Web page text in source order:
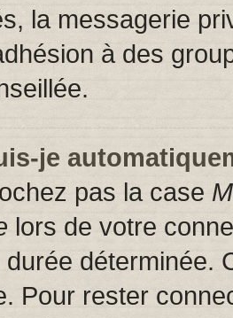
la messagerie
à des
je
pas la case
lors de votre
déterminée.
Pour rester